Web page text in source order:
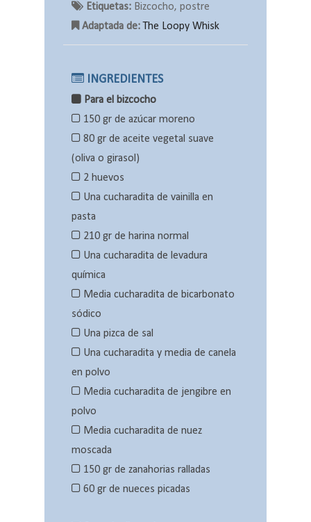
Etiquetas: Bizcocho, postre
Adaptada de: The Loopy Whisk
INGREDIENTES
Para el bizcocho
150 gr de azúcar moreno
80 gr de aceite vegetal suave
(oliva o girasol)
2 huevos
Una cucharadita de vainilla en
pasta
210 gr de harina normal
Una cucharadita de levadura
química
Media cucharadita de bicarbonato
sódico
Una pizca de sal
Una cucharadita y media de canela
en polvo
Media cucharadita de jengibre en
polvo
Media cucharadita de nuez
moscada
150 gr de zanahorias ralladas
60 gr de nueces picadas